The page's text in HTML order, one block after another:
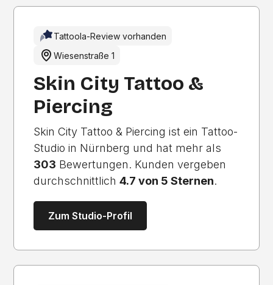
Tattoola-Review vorhanden
Wiesenstraße 1
Skin City Tattoo &
Piercing
Skin City Tattoo & Piercing ist ein Tattoo-
Studio in Nürnberg und hat mehr als
303 Bewertungen. Kunden vergeben
durchschnittlich4.7 von 5 Sternen.
Zum Studio-Profil